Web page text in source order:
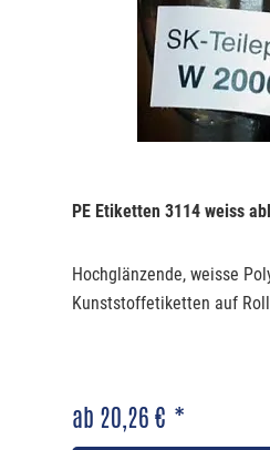
PE Etiketten 3114 weiss
Hochglänzende, weisse
Kunststoffetiketten auf
ab 20,26 € *